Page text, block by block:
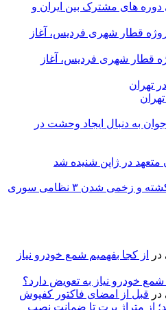
های مشترک بین ایران و
قطار شهری فردیس، آغاز
به دنبال ایجاد وحشت در
متعهد در ژاپن شنیده شد
درگیری شدید در جنوب ادلب؛ کشته و زخمی شدن ۳ نظامی سوری
در
از کجا بفهمیم شمع خودرو نیاز
شمع خودرو نیاز به تعویض دارد؟
در قبل از امضای فاکتور کفپوش